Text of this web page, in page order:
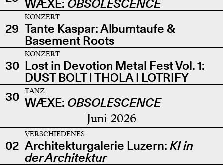
WÆXE: OBSOLESCENCE
29
KONZERT
Tante Kaspar: Albumtaufe &
Basement Roots
30
KONZERT
Lost in Devotion Metal Fest Vol. 1:
DUST BOLT | THOLA | LOTRIFY
30
TANZ
WÆXE: OBSOLESCENCE
Juni 2026
02
VERSCHIEDENES
Architekturgalerie Luzern: KI in
der Architektur